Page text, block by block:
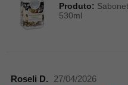
Produto:
530ml
Roseli D.
27/04/2026